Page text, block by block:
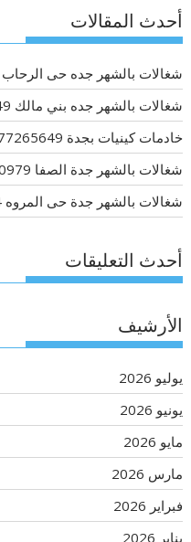
أحدث المقالات
شغالات بالشهر جده حى الرحاب 0577265649
شغالات بالشهر جده بني مالك 0577265649
خادمات كينيات بجدة 0577265649
شغالات بالشهر جدة الصفا 0571400979
شغالات بالشهر جدة حى المروه 0562346904
أحدث التعليقات
الأرشيف
يوليو 2026
يونيو 2026
مايو 2026
مارس 2026
فبراير 2026
يناير 2026